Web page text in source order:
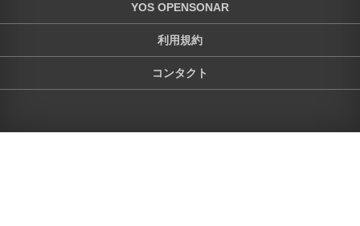
YOS OPENSONAR
利用規約
コンタクト